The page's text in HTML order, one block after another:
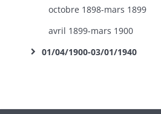
octobre 1898-mars 1899
avril 1899-mars 1900
01/04/1900-03/01/1940